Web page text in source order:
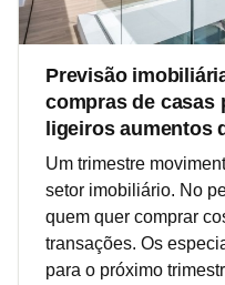
Previsão
compras de casas
ligeiros aumentos
Um trimestre
setor imobiliário. No
quem quer comprar
transações. Os
para o próximo